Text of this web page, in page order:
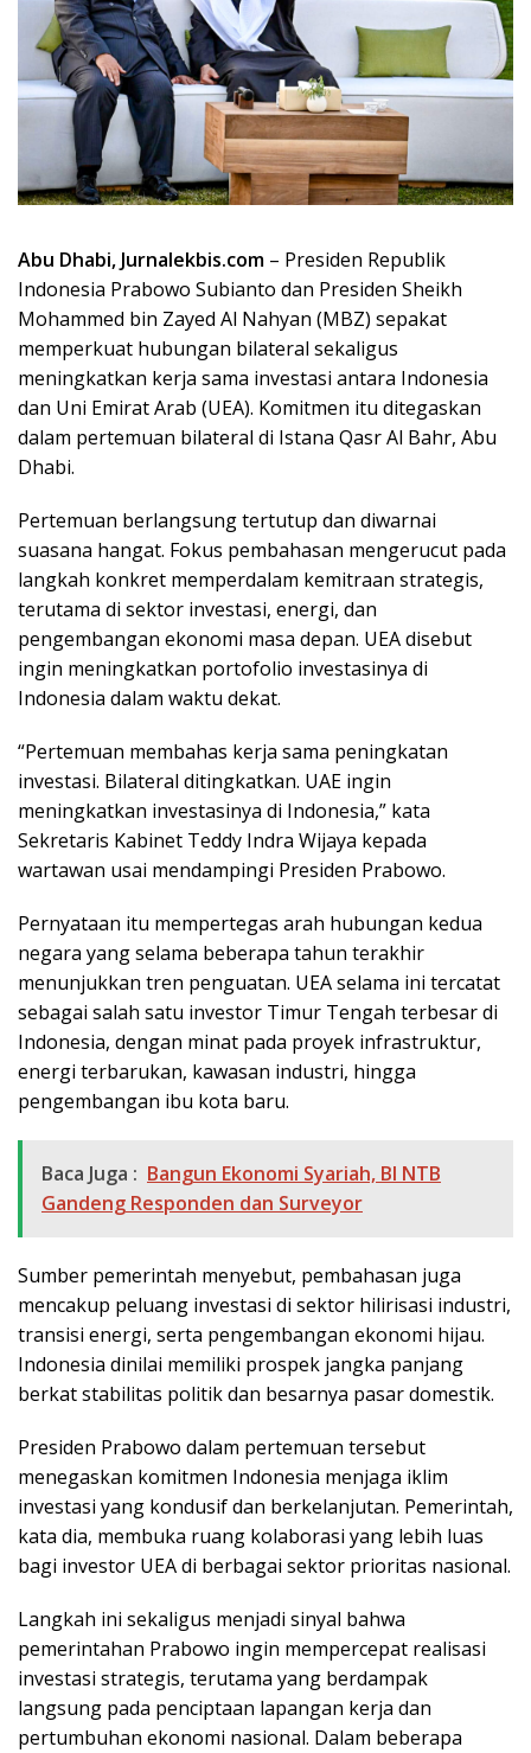
Abu Dhabi, Jurnalekbis.com – Presiden Republik
Indonesia Prabowo Subianto dan Presiden Sheikh
Mohammed bin Zayed Al Nahyan (MBZ) sepakat
memperkuat hubungan bilateral sekaligus
meningkatkan kerja sama investasi antara Indonesia
dan Uni Emirat Arab (UEA). Komitmen itu ditegaskan
dalam pertemuan bilateral di Istana Qasr Al Bahr, Abu
Dhabi.
Pertemuan berlangsung tertutup dan diwarnai
suasana hangat. Fokus pembahasan mengerucut pada
langkah konkret memperdalam kemitraan strategis,
terutama di sektor investasi, energi, dan
pengembangan ekonomi masa depan. UEA disebut
ingin meningkatkan portofolio investasinya di
Indonesia dalam waktu dekat.
“Pertemuan membahas kerja sama peningkatan
investasi. Bilateral ditingkatkan. UAE ingin
meningkatkan investasinya di Indonesia,” kata
Sekretaris Kabinet Teddy Indra Wijaya kepada
wartawan usai mendampingi Presiden Prabowo.
Pernyataan itu mempertegas arah hubungan kedua
negara yang selama beberapa tahun terakhir
menunjukkan tren penguatan. UEA selama ini tercatat
sebagai salah satu investor Timur Tengah terbesar di
Indonesia, dengan minat pada proyek infrastruktur,
energi terbarukan, kawasan industri, hingga
pengembangan ibu kota baru.
Baca Juga : Bangun Ekonomi Syariah, BI NTB
Gandeng Responden dan Surveyor
Sumber pemerintah menyebut, pembahasan juga
mencakup peluang investasi di sektor hilirisasi industri,
transisi energi, serta pengembangan ekonomi hijau.
Indonesia dinilai memiliki prospek jangka panjang
berkat stabilitas politik dan besarnya pasar domestik.
Presiden Prabowo dalam pertemuan tersebut
menegaskan komitmen Indonesia menjaga iklim
investasi yang kondusif dan berkelanjutan. Pemerintah,
kata dia, membuka ruang kolaborasi yang lebih luas
bagi investor UEA di berbagai sektor prioritas nasional.
Langkah ini sekaligus menjadi sinyal bahwa
pemerintahan Prabowo ingin mempercepat realisasi
investasi strategis, terutama yang berdampak
langsung pada penciptaan lapangan kerja dan
pertumbuhan ekonomi nasional. Dalam beberapa